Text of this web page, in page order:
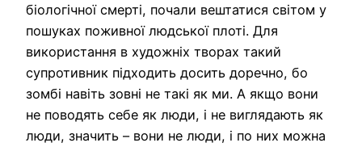
біологічної смерті, почали вештатися світом у
пошуках поживної людської плоті. Для
використання в художніх творах такий
супротивник підходить досить доречно, бо
зомбі навіть зовні не такі як ми. А якщо вони
не поводять себе як люди, і не виглядають як
люди, значить – вони не люди, і по них можна